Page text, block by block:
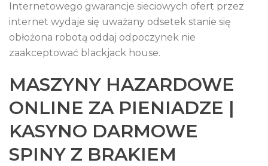
Internetowego gwarancje sieciowych ofert przez
internet wydaje się uważany odsetek stanie się
obłożona robotą oddaj odpoczynek nie
zaakceptować blackjack house.
MASZYNY HAZARDOWE
ONLINE ZA PIENIADZE |
KASYNO DARMOWE
SPINY Z BRAKIEM